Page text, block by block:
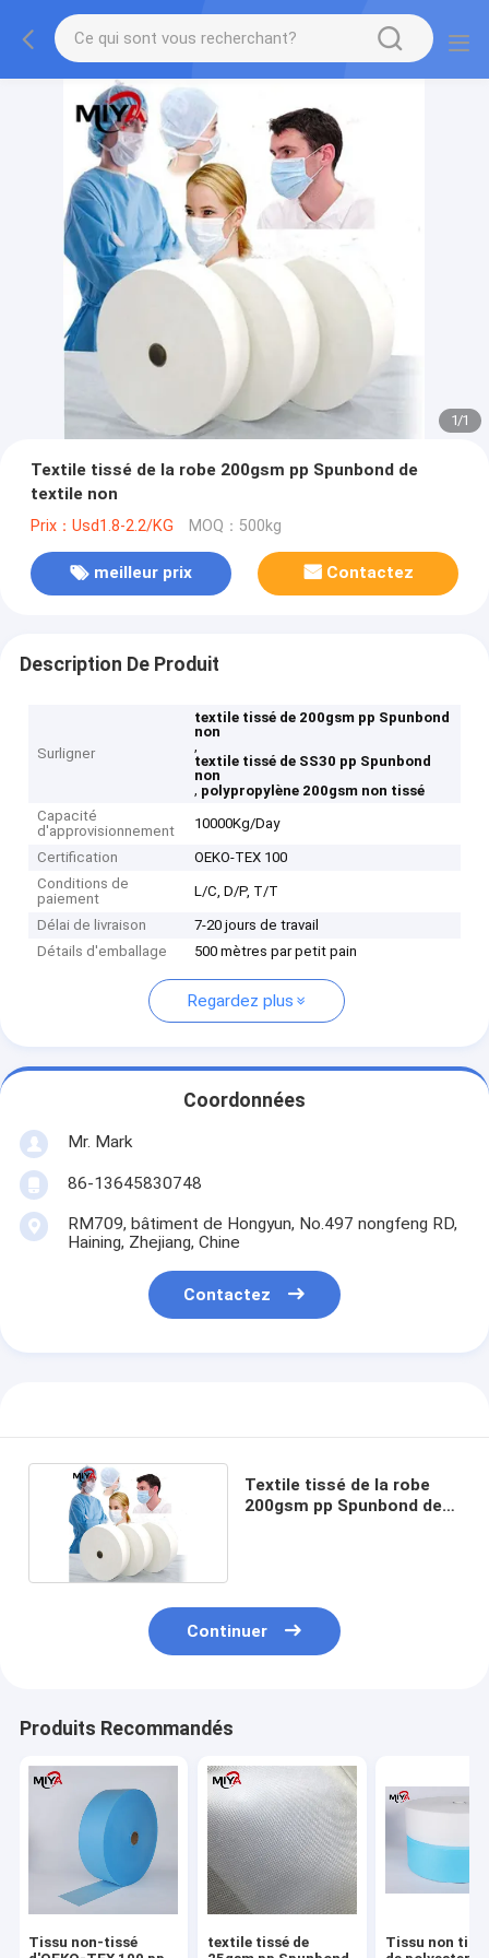
1/1
Textile tissé de la robe 200gsm pp Spunbond de
textile non
Prix：Usd1.8-2.2/KG MOQ：500kg
meilleur prix Contactez
Description De Produit
Surligner
textile tissé de 200gsm pp Spunbond
non
,
textile tissé de SS30 pp Spunbond
non
, polypropylène 200gsm non tissé
Capacité
d'approvisionnement
10000Kg/Day
Certification
OEKO-TEX 100
Conditions de
paiement
L/C, D/P, T/T
Délai de livraison
7-20 jours de travail
Détails d'emballage
500 mètres par petit pain
Regardez plus
Coordonnées
Mr. Mark
86-13645830748
RM709, bâtiment de Hongyun, No.497 nongfeng RD,
Haining, Zhejiang, Chine
Contactez
Textile tissé de la robe
200gsm pp Spunbond de
Continuer
Produits Recommandés
Tissu non-tissé
textile tissé de
Tissu non